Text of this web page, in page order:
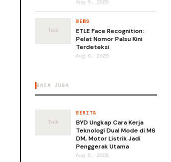
Aug 6, 2026
NEWS
ETLE Face Recognition:
Pelat Nomor Palsu Kini
Terdeteksi
Aug 6, 2026
BACA JUGA
BERITA
BYD Ungkap Cara Kerja
Teknologi Dual Mode di M6
DM, Motor Listrik Jadi
Penggerak Utama
Aug 6, 2026